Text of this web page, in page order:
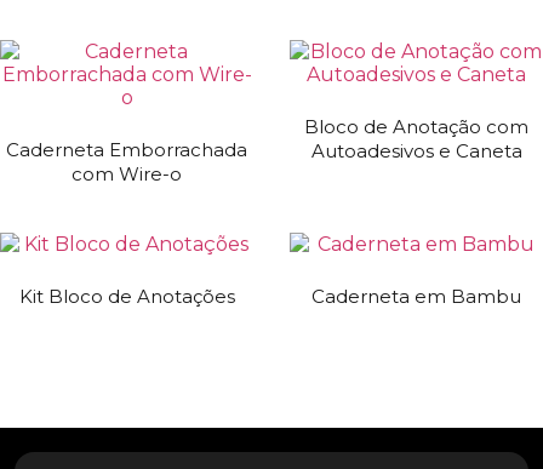
Caderneta Emborrachada
com Wire-o
Bloco de Anotação com
Autoadesivos e Caneta
Kit Bloco de Anotações Caderneta em Bambu